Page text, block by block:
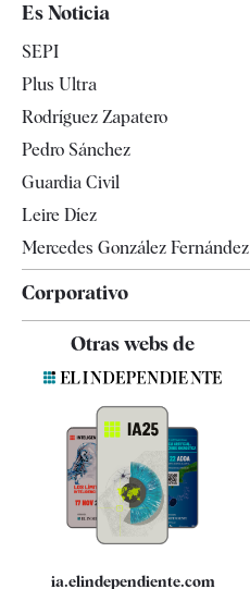
Televisión
Es Noticia
SEPI
Plus Ultra
Rodríguez Zapatero
Pedro Sánchez
Guardia Civil
Leire Díez
Mercedes González Fernández
Corporativo
Contacto
Quiénes somos
Especificaciones
Otras webs de
ia.elindependiente.com